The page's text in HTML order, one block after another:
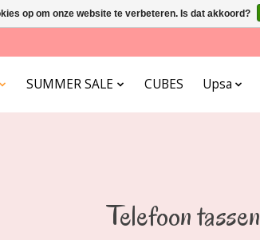
SUMMER SALE CUBES Upsa
Telefoon tassen
op om onze website te verbeteren. Is dat akkoord?